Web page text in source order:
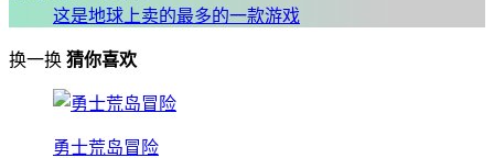
这是地球上卖的最多的一款游戏
换一换 猜你喜欢
勇士荒岛冒险